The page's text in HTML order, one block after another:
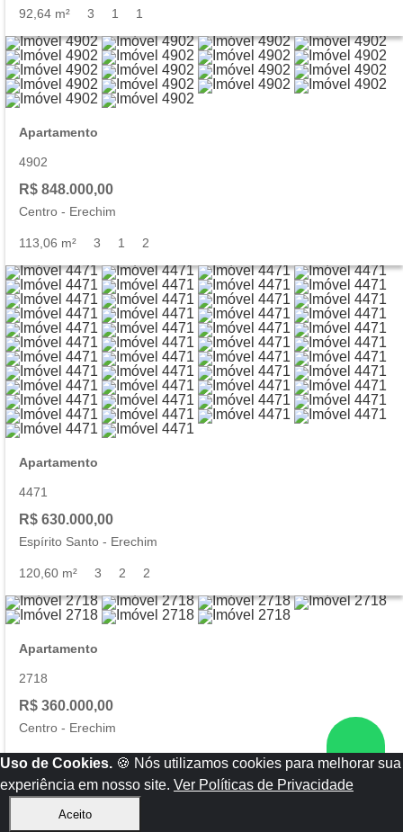
92,64 m² 3 1 1
Apartamento
4902
R$ 848.000,00
Centro - Erechim
113,06 m² 3 1 2
Apartamento
4471
R$ 630.000,00
Espírito Santo - Erechim
120,60 m² 3 2 2
Apartamento
2718
R$ 360.000,00
Centro - Erechim
101,20 m² 3 2
Semi-Mobiliada(o)
Uso de Cookies. 🍪 Nós utilizamos cookies para melhorar sua
experiência em nosso site. Ver Políticas de Privacidade
Aceito